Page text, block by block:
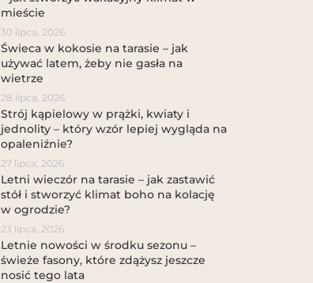
mieście
30 lipca, 2026
Świeca w kokosie na tarasie – jak
używać latem, żeby nie gasła na
wietrze
28 lipca, 2026
Strój kąpielowy w prążki, kwiaty i
jednolity – który wzór lepiej wygląda na
opaleniźnie?
27 lipca, 2026
Letni wieczór na tarasie – jak zastawić
stół i stworzyć klimat boho na kolację
w ogrodzie?
23 lipca, 2026
Letnie nowości w środku sezonu –
świeże fasony, które zdążysz jeszcze
nosić tego lata